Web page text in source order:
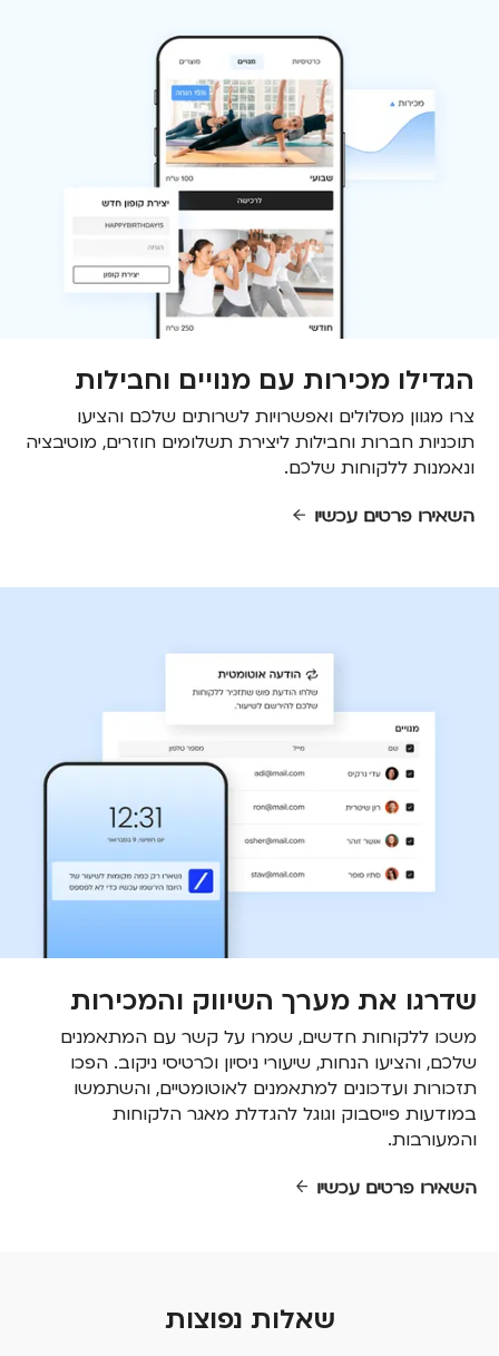
הגדילו מכירות עם מנויים וחבילות
צרו מגוון מסלולים ואפשרויות לשרותים שלכם והציעו
תוכניות חברות וחבילות ליצירת תשלומים חוזרים, מוטיבציה
ונאמנות ללקוחות שלכם.
השאירו פרטים עכשיו
שדרגו את מערך השיווק והמכירות
משכו ללקוחות חדשים, שמרו על קשר עם המתאמנים
שלכם, והציעו הנחות, שיעורי ניסיון וכרטיסי ניקוב. הפכו
תזכורות ועדכונים למתאמנים לאוטומטיים, והשתמשו
במודעות פייסבוק וגוגל להגדלת מאגר הלקוחות
והמעורבות.
השאירו פרטים עכשיו
שאלות נפוצות